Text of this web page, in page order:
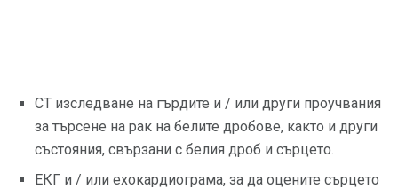
CT изследване на гърдите и / или други проучвания
за търсене на рак на белите дробове, както и други
състояния, свързани с белия дроб и сърцето.
ЕКГ и / или ехокардиограма, за да оцените сърцето